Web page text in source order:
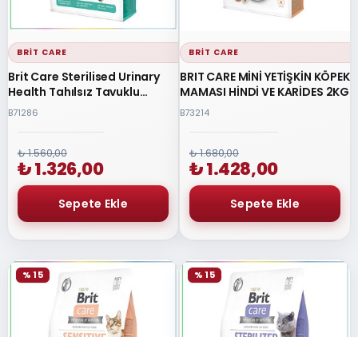
BRIT CARE
Brit Care Sterilised Urinary
Health Tahılsız Tavuklu
Kısırlaştırılmış Kedi Maması 2
B71286
₺ 1.560,00
₺ 1.326,00
BRIT CARE
BRIT CARE MİNİ YETİŞKİN KÖPEK
MAMASI HİNDİ VE KARİDES 2KG
B73214
₺ 1.680,00
₺ 1.428,00
% 15 % 15